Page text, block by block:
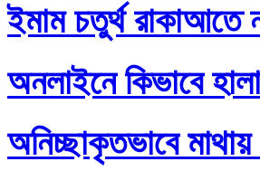
ইমাম চতুর্থ রাকাআতে
অনলাইনে কিভাবে
অনিচ্ছাকৃতভাবে